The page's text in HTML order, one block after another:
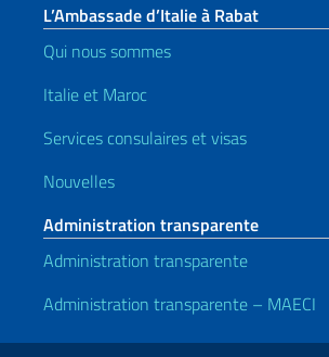
L’Ambassade d’Italie à Rabat
Qui nous sommes
Italie et Maroc
Services consulaires et visas
Nouvelles
Administration transparente
Administration transparente
Administration transparente – MAECI